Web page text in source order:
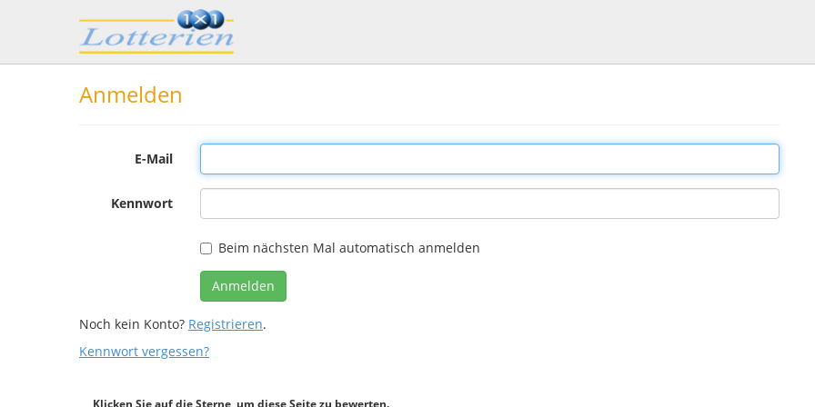
Anmelden
E-Mail
Kennwort
Beim nächsten Mal automatisch anmelden
Noch kein Konto? Registrieren.
Kennwort vergessen?
Klicken Sie auf die Sterne, um diese Seite zu bewerten.